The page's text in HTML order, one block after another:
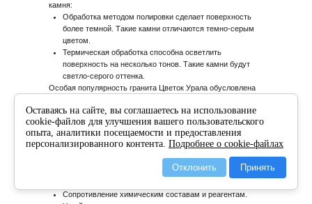
камня:
Обработка методом полировки сделает поверхность
более темной. Такие камни отличаются темно-серым
цветом.
Термическая обработка способна осветлить
поверхность на несколько тонов. Такие камни будут
светло-серого оттенка.
Особая популярность гранита Цветок Урала обусловлена
показателей, которые присущи материалу, относятся
следующие:
Низкий уровень пористости.
Высокие показатели плотности материала.
Устойчивость к быстрому износу и внешним
воздействиям (погодные условия, механические удары
Сопротивление химическим составам и реагентам.
Оставаясь на сайте, вы соглашаетесь на использование
cookie-файлов для улучшения вашего пользовательского
опыта, аналитики посещаемости и предоставления
персонализированного контента. Подробнее о cookie-файлах
Отклонить Принять